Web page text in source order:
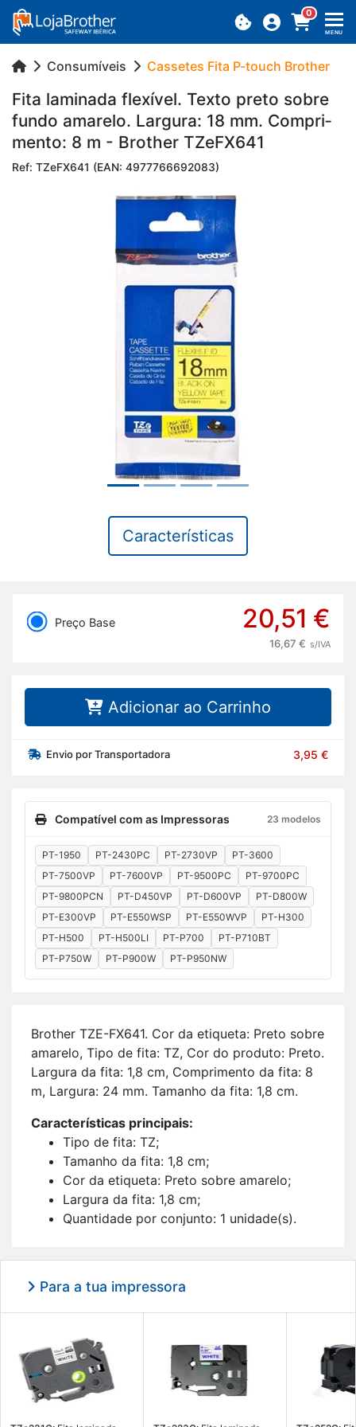
0
MENU
Consumíveis Cassetes Fita P-touch Brother
Fita la­mi­nada fle­xível. Texto preto sobre
fundo ama­relo. Lar­gura: 18 mm. Com­pri­
mento: 8 m - Brother TZeFX641
Ref: TZeFX641 (EAN: 4977766692083)
Características
Preço Base 20,51 €
16,67 € s/IVA
Adicionar ao Carrinho
Envio por Transportadora 3,95 €
Compatível com as Impressoras 23 modelos
PT-1950 PT-2430PC PT-2730VP
PT-3600
PT-7500VP
PT-7600VP PT-9500PC
PT-9700PC
PT-9800PCN
PT-D450VP PT-D600VP
PT-D800W
PT-E300VP
PT-E550WSP PT-E550WVP
PT-H300
PT-H500
PT-H500LI PT-P700
PT-P710BT
PT-P750W
PT-P900W PT-P950NW
Brother TZE-FX641. Cor da eti­queta: Preto sobre
ama­relo, Tipo de fita: TZ, Cor do pro­duto: Preto.
Lar­gura da fita: 1,8 cm, Com­pri­mento da fita: 8
m, Lar­gura: 24 mm. Ta­manho da fita: 1,8 cm.
Ca­rac­te­rís­ticas prin­ci­pais:
Tipo de fita: TZ;
Ta­manho da fita: 1,8 cm;
Cor da eti­queta: Preto sobre ama­relo;
Lar­gura da fita: 1,8 cm;
Quan­ti­dade por con­junto: 1 uni­dade(s).
Para a tua impressora